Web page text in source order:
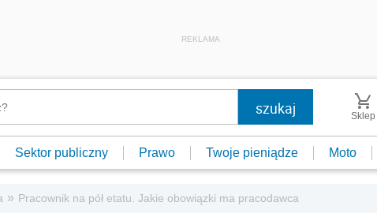
REKLAMA
Sklep
Sektor publiczny Prawo Twoje pieniądze Moto
» Pracownik na pół etatu. Jakie obowiązki ma pracodawca